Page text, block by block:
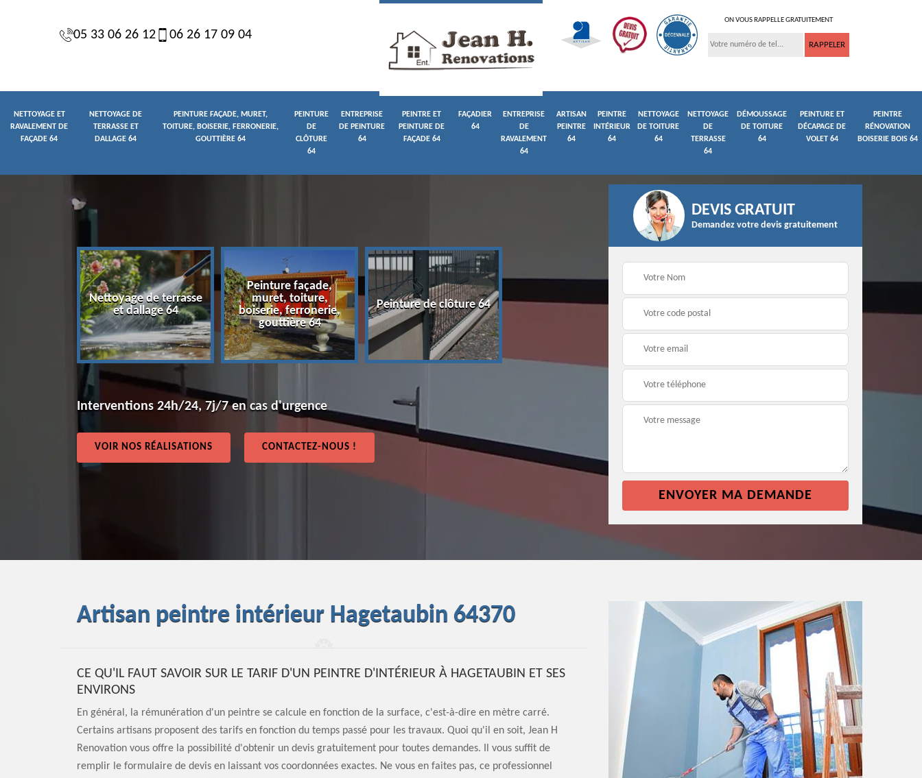
05 33 06 26 12 06 26 17 09 04
ON VOUS RAPPELLE GRATUITEMENT
NETTOYAGE ET
RAVALEMENT DE
FAÇADE 64
NETTOYAGE DE
TERRASSE ET
DALLAGE 64
PEINTURE FAÇADE, MURET,
TOITURE, BOISERIE, FERRONERIE,
GOUTTIÈRE 64
PEINTURE
DE
CLÔTURE
64
ENTREPRISE
DE PEINTURE
64
PEINTRE ET
PEINTURE DE
FAÇADE 64
FAÇADIER
64
ENTREPRISE
DE
RAVALEMENT
64
ARTISAN
PEINTRE
64
PEINTRE
INTÉRIEUR
64
NETTOYAGE
DE TOITURE
64
NETTOYAGE
DE
TERRASSE
64
DÉMOUSSAGE
DE TOITURE
64
PEINTURE ET
DÉCAPAGE DE
VOLET 64
PEINTRE
RÉNOVATION
BOISERIE BOIS 64
Nettoyage de terrasse
et dallage 64
Peinture façade,
muret, toiture,
boiserie, ferronerie,
gouttière 64
Peinture de clôture 64
Entreprise de peinture
Peintre et peinture de
façade 64
Façadier 64
Interventions 24h/24, 7j/7 en cas d'urgence
VOIR NOS RÉALISATIONS CONTACTEZ-NOUS !
DEVIS GRATUIT
Demandez votre devis gratuitement
Artisan peintre intérieur Hagetaubin 64370
CE QU'IL FAUT SAVOIR SUR LE TARIF D'UN PEINTRE D'INTÉRIEUR À HAGETAUBIN ET SES
ENVIRONS
En général, la rémunération d'un peintre se calcule en fonction de la surface, c'est-à-dire en mètre carré.
Certains artisans proposent des tarifs en fonction du temps passé pour les travaux. Quoi qu'il en soit, Jean H
Renovation vous offre la possibilité d'obtenir un devis gratuitement pour toutes demandes. Il vous suffit de
remplir le formulaire de devis en laissant vos coordonnées exactes. Ne vous en faites pas, ce professionnel